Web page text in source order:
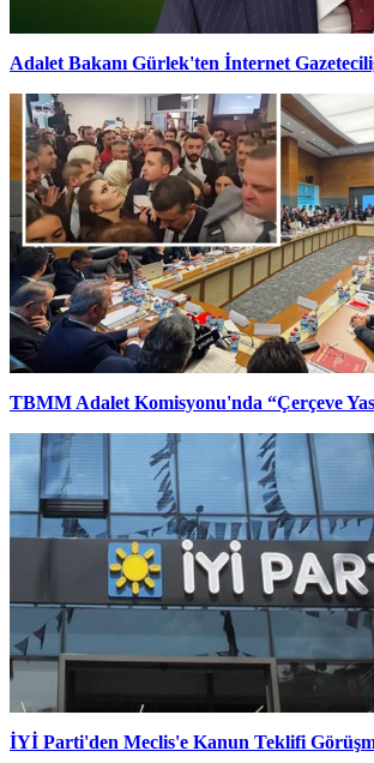
Adalet Bakanı Gürlek'ten İnternet
TBMM Adalet Komisyonu'nda “Çerçeve
İYİ Parti'den Meclis'e Kanun Teklifi